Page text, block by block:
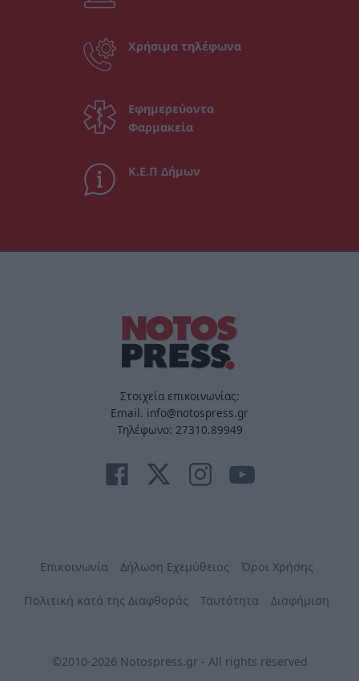
Χρήσιμα τηλέφωνα
Εφημερεύοντα
Φαρμακεία
Κ.Ε.Π Δήμων
Στοιχεία επικοινωνίας:
Email. info@notospress.gr
Τηλέφωνο: 27310.89949
Επικοινωνία Δήλωση Εχεμύθειας Όροι Χρήσης
Πολιτική κατά της Διαφθοράς Ταυτότητα Διαφήμιση
©2010-2026 Notospress.gr - All rights reserved